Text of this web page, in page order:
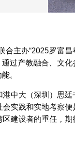
合主办“2025罗富昌
过产教融合、文化
。
中大（深圳）思廷
实践和实地考察便
建设者的重任，期